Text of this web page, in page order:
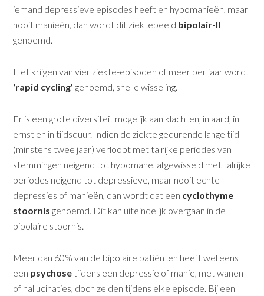
iemand depressieve episodes heeft en hypomanieën, maar
nooit manieën, dan wordt dit ziektebeeld bipolair-II
genoemd.
Het krijgen van vier ziekte-episoden of meer per jaar wordt
‘rapid cycling’ genoemd, snelle wisseling.
Er is een grote diversiteit mogelijk aan klachten, in aard, in
ernst en in tijdsduur. Indien de ziekte gedurende lange tijd
(minstens twee jaar) verloopt met talrijke periodes van
stemmingen neigend tot hypomane, afgewisseld met talrijke
periodes neigend tot depressieve, maar nooit echte
depressies of manieën, dan wordt dat een cyclothyme
stoornis genoemd. Dit kan uiteindelijk overgaan in de
bipolaire stoornis.
Meer dan 60% van de bipolaire patiënten heeft wel eens
een psychose tijdens een depressie of manie, met wanen
of hallucinaties, doch zelden tijdens elke episode. Bij een